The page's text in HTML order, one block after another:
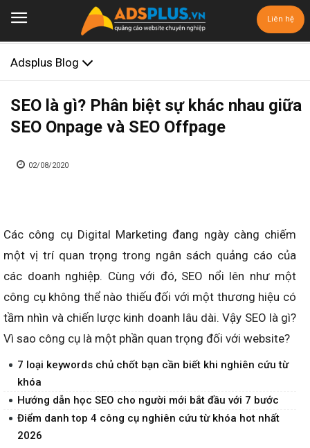
Liên hệ
Adsplus Blog
SEO là gì? Phân biệt sự khác nhau giữa
SEO Onpage và SEO Offpage
02/08/2020
Các công cụ Digital Marketing đang ngày càng chiếm
một vị trí quan trọng trong ngân sách quảng cáo của
các doanh nghiệp. Cùng với đó, SEO nổi lên như một
công cụ không thể nào thiếu đối với một thương hiệu có
tầm nhìn và chiến lược kinh doanh lâu dài. Vậy SEO là gì?
Vì sao công cụ là một phần quan trọng đối với website?
7 loại keywords chủ chốt bạn cần biết khi nghiên cứu từ
khóa
Hướng dẫn học SEO cho người mới bắt đầu với 7 bước
Điểm danh top 4 công cụ nghiên cứu từ khóa hot nhất
2026